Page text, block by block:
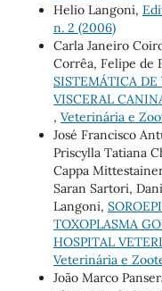
Helio Langoni,
n. 2 (2006)
Carla Janeiro
Corrêa, Felipe de
SISTEMÁTICA
VISCERAL
, Veterinária e
José Francisco
Priscylla Tatiana
Cappa
Saran Sartori,
Langoni,
TOXOPLASMA
HOSPITAL
Veterinária e
João Marco